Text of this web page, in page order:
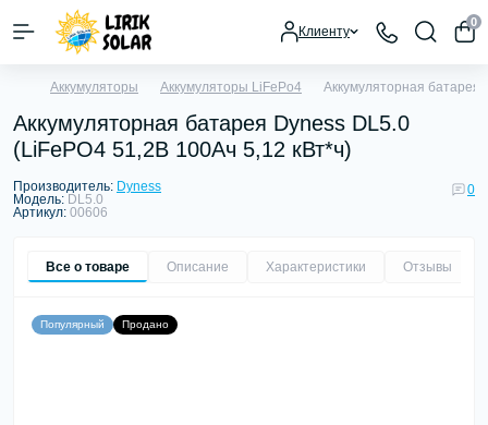
Клиенту
0
Аккумуляторы Аккумуляторы LiFePo4 Аккумуляторная батарея
Аккумуляторная батарея Dyness DL5.0
(LiFePO4 51,2В 100Ач 5,12 кВт*ч)
Производитель: Dyness
Модель: DL5.0
Артикул: 00606
0
Все о товаре Описание Характеристики Отзывы
Популярный Продано